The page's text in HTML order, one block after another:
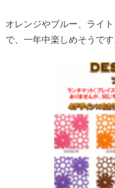
オレンジやブルー、ライ
で、一年中楽しめそうです